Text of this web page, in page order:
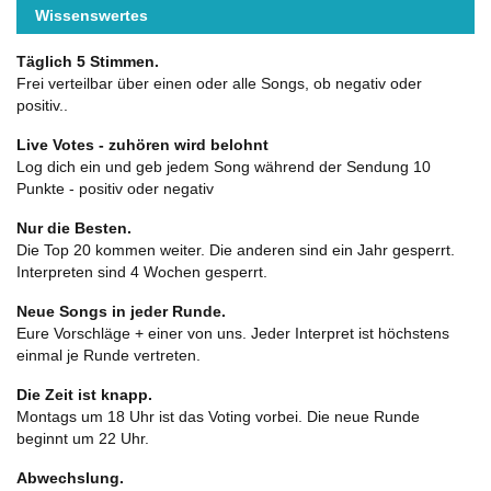
Wissenswertes
Täglich 5 Stimmen.
Frei verteilbar über einen oder alle Songs, ob negativ oder
positiv..
Live Votes - zuhören wird belohnt
Log dich ein und geb jedem Song während der Sendung 10
Punkte - positiv oder negativ
Nur die Besten.
Die Top 20 kommen weiter. Die anderen sind ein Jahr gesperrt.
Interpreten sind 4 Wochen gesperrt.
Neue Songs in jeder Runde.
Eure Vorschläge + einer von uns. Jeder Interpret ist höchstens
einmal je Runde vertreten.
Die Zeit ist knapp.
Montags um 18 Uhr ist das Voting vorbei. Die neue Runde
beginnt um 22 Uhr.
Abwechslung.